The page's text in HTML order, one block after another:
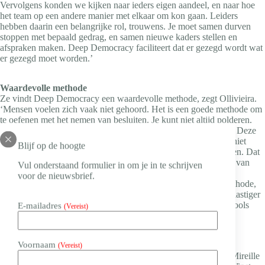
Blijf op de hoogte
Vul onderstaand formulier in om je in te schrijven
voor de nieuwsbrief.
E-mailadres (Vereist)
Voornaam (Vereist)
Vervolgens konden we kijken naar ieders eigen aandeel, en naar hoe
het team op een andere manier met elkaar om kon gaan. Leiders
hebben daarin een belangrijke rol, trouwens. Je moet samen durven
stoppen met bepaald gedrag, en samen nieuwe kaders stellen en
afspraken maken. Deep Democracy faciliteert dat er gezegd wordt wat
er gezegd moet worden.’
Waardevolle methode
Ze vindt Deep Democracy een waardevolle methode, zegt Ollivieira.
‘Mensen voelen zich vaak niet gehoord. Het is een goede methode om
te oefenen met het nemen van besluiten. Je kunt niet altijd polderen.
Soms heb je een besluit nodig, ook al is het geen ideaal besluit. Deze
methode leidt dan tot een rijk gesprek, ook al zijn we allemaal niet
perfect en maken we fouten. De kunst is om fouten te accepteren. Dat
lukt beter als je jezelf ontslaat van perfectie. En als je wilt leren van
anderen.’
Kent de methoden ook nadelen? ‘Tsja, het is wel een talige methode,
dus voor wie niet goed uit z’n woorden komt, is het misschien lastiger
om alles te zeggen. Maar daar heb je dan goede facilitators en tools
Waarde toevoegen
neemt Mireille